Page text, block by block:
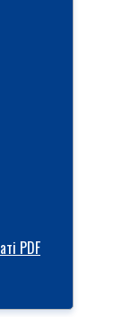
PDF